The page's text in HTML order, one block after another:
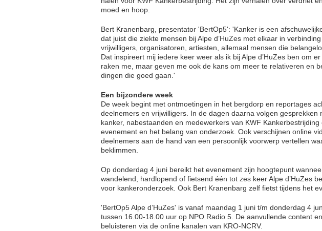
moed en hoop.
Bert Kranenbarg, presentator 'BertOp5': 'Kanker is een
dat juist die ziekte mensen bij Alpe d’HuZes met elkaar in
vrijwilligers, organisatoren, artiesten, allemaal mensen die
Dat inspireert mij iedere keer weer als ik bij Alpe d’HuZes ben om
raken me, maar geven me ook de kans om meer te relativeren en
dingen die goed gaan.'
Een bijzondere week
De week begint met ontmoetingen in het bergdorp en reportages
deelnemers en vrijwilligers. In de dagen daarna volgen gesprekken
kanker, nabestaanden en medewerkers van KWF
evenement en het belang van onderzoek. Ook verschijnen online
deelnemers aan de hand van een persoonlijk voorwerp vertellen
beklimmen.
Op donderdag 4 juni bereikt het evenement zijn hoogtepunt
wandelend, hardlopend of fietsend één tot zes keer Alpe d’HuZes
voor kankeronderzoek. Ook Bert Kranenbarg zelf fietst tijdens het
'BertOp5 Alpe d’HuZes' is vanaf maandag 1 juni t/m donderdag 4
tussen 16.00-18.00 uur op NPO Radio 5. De aanvullende content
beluisteren via de online kanalen van KRO-NCRV.